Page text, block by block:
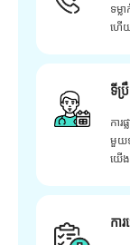
ទម្
ហើ
ទីប្
កា
មួយទ
យើ
កា